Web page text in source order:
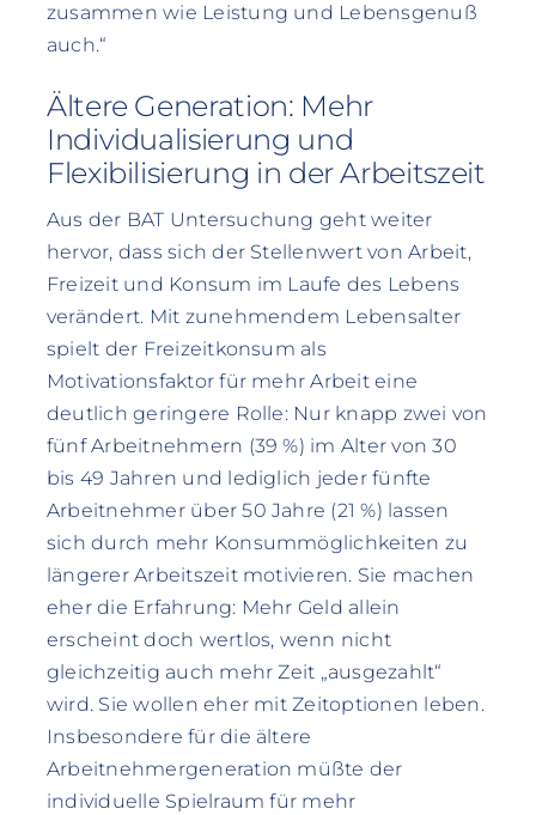
zusammen wie Leistung und Lebensgenuß
auch.“
Ältere Generation: Mehr
Individualisierung und
Flexibilisierung in der Arbeitszeit
Aus der BAT Untersuchung geht weiter
hervor, dass sich der Stellenwert von Arbeit,
Freizeit und Konsum im Laufe des Lebens
verändert. Mit zunehmendem Lebensalter
spielt der Freizeitkonsum als
Motivationsfaktor für mehr Arbeit eine
deutlich geringere Rolle: Nur knapp zwei von
fünf Arbeitnehmern (39 %) im Alter von 30
bis 49 Jahren und lediglich jeder fünfte
Arbeitnehmer über 50 Jahre (21 %) lassen
sich durch mehr Konsummöglichkeiten zu
längerer Arbeitszeit motivieren. Sie machen
eher die Erfahrung: Mehr Geld allein
erscheint doch wertlos, wenn nicht
gleichzeitig auch mehr Zeit „ausgezahlt“
wird. Sie wollen eher mit Zeitoptionen leben.
Insbesondere für die ältere
Arbeitnehmergeneration müßte der
individuelle Spielraum für mehr